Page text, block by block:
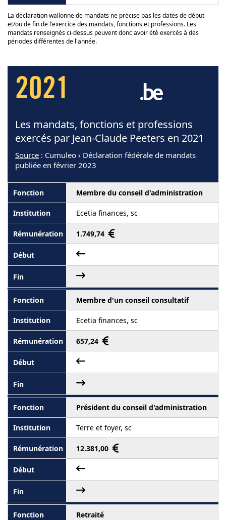
La déclaration wallonne de mandats ne précise pas les dates de début
et/ou de fin de l'exercice des mandats, fonctions et professions. Les
mandats renseignés ci-dessus peuvent donc avoir été exercés à des
périodes différentes de l'année.
2021
Les mandats, fonctions et professions
exercés par Jean-Claude Peeters en 2021
Source : Cumuleo › Déclaration fédérale de mandats
publiée en février 2023
Membre du conseil d'administration
Ecetia finances, sc
1.749,74
Membre d'un conseil consultatif
Ecetia finances, sc
657,24
Président du conseil d'administration
Terre et foyer, sc
12.381,00
Retraité